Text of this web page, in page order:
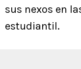
sus nexos en
estudiantil.